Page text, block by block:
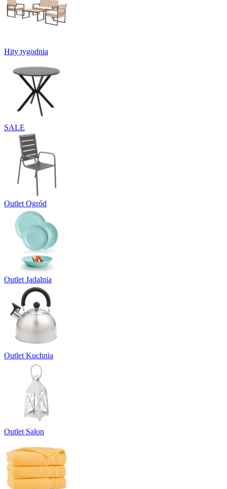
Hity tygodnia
SALE
Outlet Ogród
Outlet Jadalnia
Outlet Kuchnia
Outlet Salon